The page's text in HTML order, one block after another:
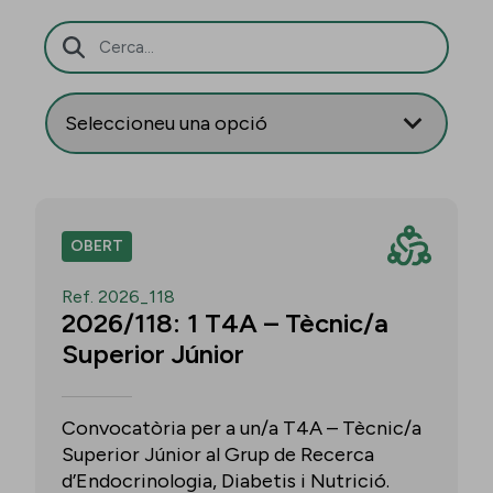
Barra de cerca
OBERT
Ref. 2026_118
2026/118: 1 T4A – Tècnic/a
Superior Júnior
Convocatòria per a un/a T4A – Tècnic/a
Superior Júnior al Grup de Recerca
d’Endocrinologia, Diabetis i Nutrició.